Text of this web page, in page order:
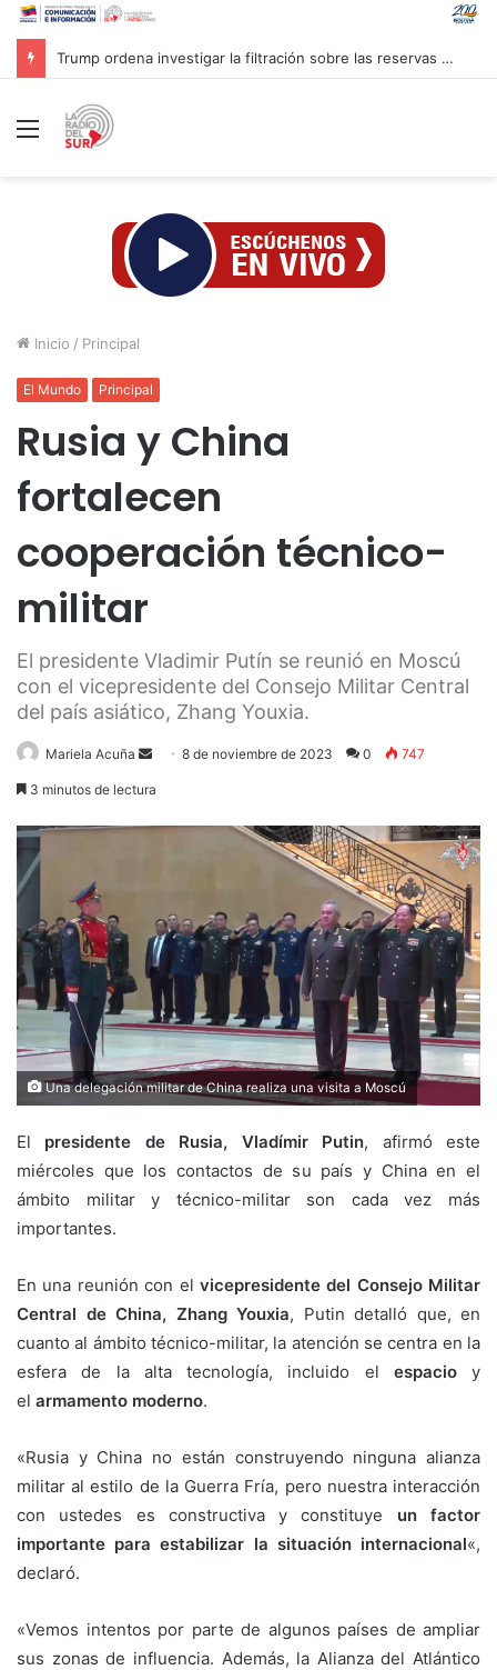
Trump ordena investigar la filtración sobre las reservas de municiones
Menú
Inicio / Principal
El Mundo Principal
Rusia y China
fortalecen
cooperación técnico-
militar
El presidente Vladimir Putín se reunió en Moscú
con el vicepresidente del Consejo Militar Central
del país asiático, Zhang Youxia.
Mariela Acuña
Send8 de noviembre de 2023 0 747
3 minutos de lectura
Una delegación militar de China realiza una visita a Moscú
El presidente de Rusia, Vladímir Putin, afirmó este
miércoles que los contactos de su país y China en el
ámbito militar y técnico-militar son cada vez más
importantes.
En una reunión con el vicepresidente del Consejo Militar
Central de China, Zhang Youxia, Putin detalló que, en
cuanto al ámbito técnico-militar, la atención se centra en la
esfera de la alta tecnología, incluido el espacioy
el armamento moderno.
«Rusia y China no están construyendo ninguna alianza
militar al estilo de la Guerra Fría, pero nuestra interacción
con ustedes es constructiva y constituye un factor
importante para estabilizar la situación internacional«,
declaró.
«Vemos intentos por parte de algunos países de ampliar
sus zonas de influencia. Además, la Alianza del Atlántico